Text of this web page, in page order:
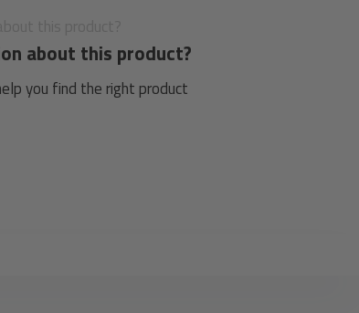
about this product?
you find the right product